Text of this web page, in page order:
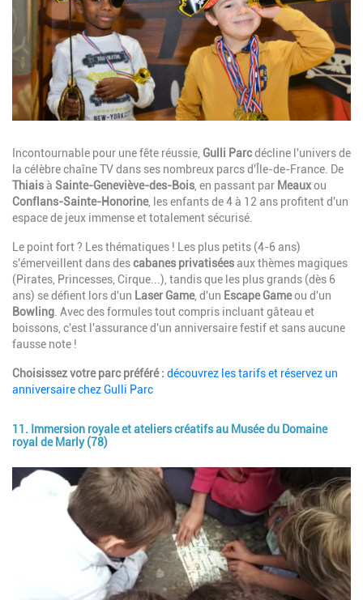
Description
Incontournable pour une fête réussie, Gulli Parcdécline l'univers de
la célèbre chaîne TV dans ses nombreux parcs d'Île-de-France. De
Thiaisà Sainte-Geneviève-des-Bois , en passant par Meauxou
Conflans-Sainte-Honorine, les enfants de 4 à 12 ans profitent d'un
espace de jeux immense et totalement sécurisé.
Le point fort ? Les thématiques ! Les plus petits (4-6 ans)
s'émerveillent dans descabanes privatiséesaux thèmes magiques
(Pirates, Princesses, Cirque...), tandis que les plus grands (dès 6
ans) se défient lors d'un Laser Game, d'un Escape Gameou d'un
Bowling . Avec des formules tout compris incluant gâteau et
boissons, c'est l'assurance d'un anniversaire festif et sans aucune
fausse note !
Choisissez votre parc préféré : découvrez les tarifs et réservez un
anniversaire chez Gulli Parc
11. Immersion royale et ateliers créatifs au Musée du Domaine
royal de Marly (78)
Image